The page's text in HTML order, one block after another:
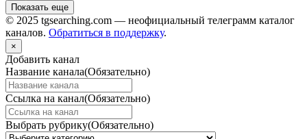
Показать еще
© 2025 tgsearching.com — неофициальный телеграмм каталог
каналов. Обратиться в поддержку.
×
Добавить канал
Название канала(Обязательно)
Ссылка на канал(Обязательно)
Выбрать рубрику(Обязательно)